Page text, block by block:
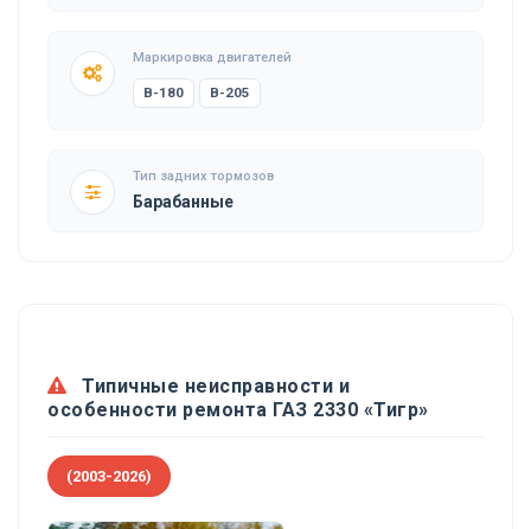
Маркировка двигателей
B-180 B-205
Тип задних тормозов
Барабанные
Типичные неисправности и
особенности ремонта ГАЗ 2330 «Тигр»
(2003-2026)